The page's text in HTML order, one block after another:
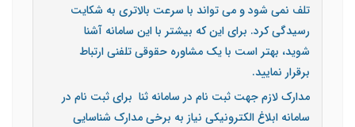
تلف نمی شود و می تواند با سرعت بالاتری به شکایت
رسیدگی کرد. برای این که بیشتر با این سامانه آشنا
شوید، بهتر است با یک مشاوره حقوقی تلفنی ارتباط
برقرار نمایید.
مدارک لازم جهت ثبت نام در سامانه ثنا برای ثبت نام در
سامانه ابلاغ الکترونیکی نیاز به برخی مدارک شناسایی